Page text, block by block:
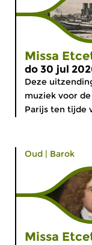
Missa
do 30 jul
Deze
muziek voor
Parijs ten tijde
Oud | Barok
Missa